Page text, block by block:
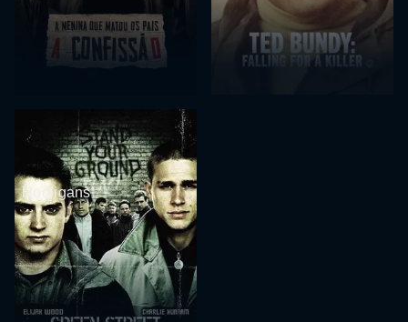
Hooligans